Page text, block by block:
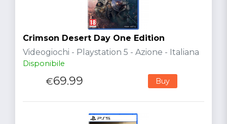
Crimson Desert Day One Edition
Videogiochi - Playstation 5 - Azione - Italiana
Disponibile
€69.99 Buy